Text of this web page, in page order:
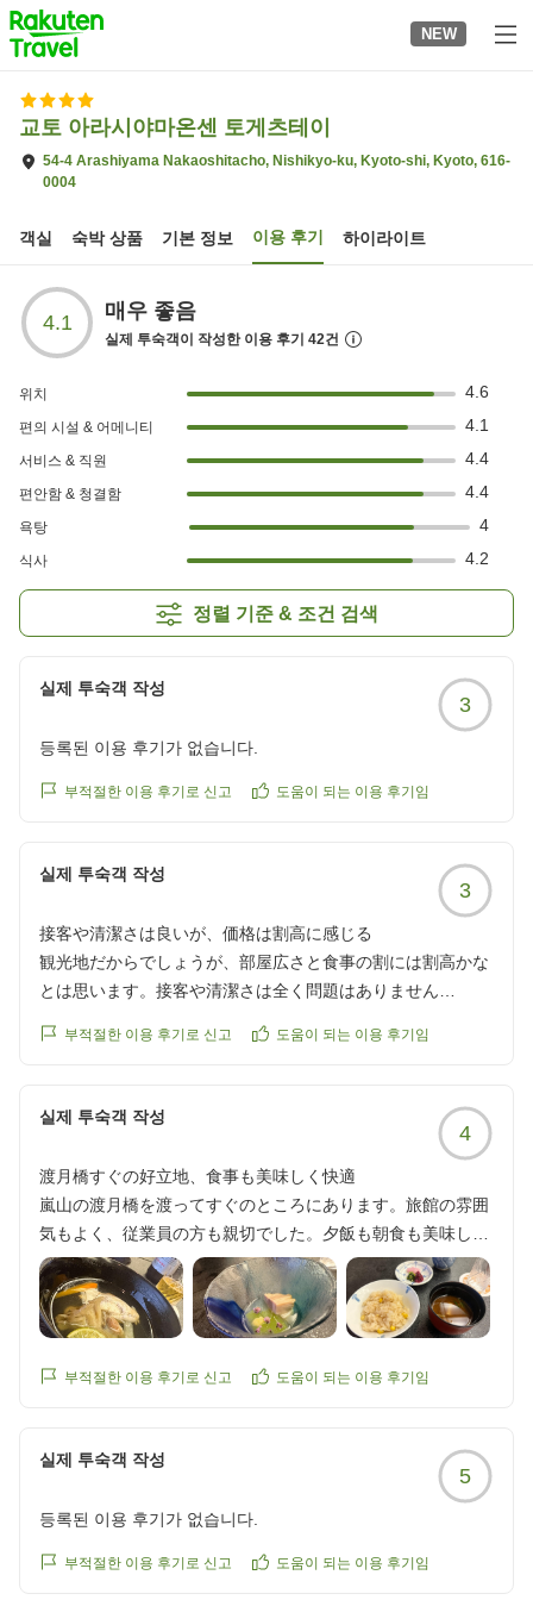
to
top
page
NEW
교토 아라시야마온센 토게츠테이
54-4 Arashiyama Nakaoshitacho, Nishikyo-ku, Kyoto-shi, Kyoto, 616-
0004
객실 숙박 상품 기본 정보 이용 후기 하이라이트
4.1 매우 좋음
실제 투숙객이 작성한 이용 후기 42건
위치 4.6
편의 시설 & 어메니티 4.1
서비스 & 직원 4.4
편안함 & 청결함 4.4
욕탕 4
식사 4.2
정렬 기준 & 조건 검색
실제 투숙객 작성
3
등록된 이용 후기가 없습니다.
부적절한 이용 후기로 신고 도움이 되는 이용 후기임
실제 투숙객 작성
3
接客や清潔さは良いが、価格は割高に感じる
観光地だからでしょうが、部屋広さと食事の割には割高かな
とは思います。接客や清潔さは全く問題はありません
https://review.travel.rakuten.co.jp/hotel/voice/8838?
부적절한 이용 후기로 신고 도움이 되는 이용 후기임
실제 투숙객 작성
4
渡月橋すぐの好立地、食事も美味しく快適
嵐山の渡月橋を渡ってすぐのところにあります。旅館の雰囲
気もよく、従業員の方も親切でした。夕飯も朝食も美味しか
ったです。夜でも歩いて行けるところにコンビニがあって便
利でした。
クチコミの詳細はこちらから
reviewId=33123477997299
부적절한 이용 후기로 신고 도움이 되는 이용 후기임
실제 투숙객 작성
5
등록된 이용 후기가 없습니다.
부적절한 이용 후기로 신고 도움이 되는 이용 후기임